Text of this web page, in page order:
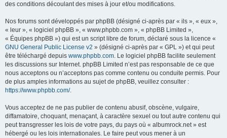
des conditions découlant des mises à jour et/ou modifications.
Nos forums sont développés par phpBB (désigné ci-après par « ils », « eux »,
« leur », « logiciel phpBB », « www.phpbb.com », « phpBB Limited »,
« Équipes phpBB ») qui est un script libre de forum, déclaré sous la licence «
GNU General Public License v2 » (désigné ci-après par « GPL ») et qui peut
être téléchargé depuis www.phpbb.com. Le logiciel phpBB facilite seulement
les discussions sur Internet. phpBB Limited n’est pas responsable de ce que
nous acceptons ou n’acceptons pas comme contenu ou conduite permis. Pour
de plus amples informations au sujet de phpBB, veuillez consulter :
https://www.phpbb.com/.
Vous acceptez de ne pas publier de contenu abusif, obscène, vulgaire,
diffamatoire, choquant, menaçant, à caractère sexuel ou tout autre contenu qui
peut transgresser les lois de votre pays, du pays où « albumrock.net » est
hébergé ou les lois internationales. Le faire peut vous mener à un